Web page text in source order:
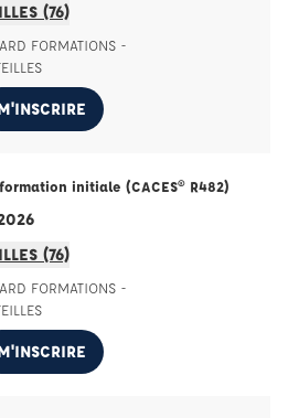
(76)
FORMATIONS -
initiale (CACES® R482)
(76)
FORMATIONS -